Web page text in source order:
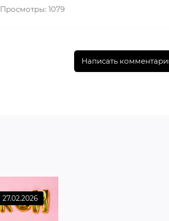
Просмотры: 1079
Написать
27.02.2026